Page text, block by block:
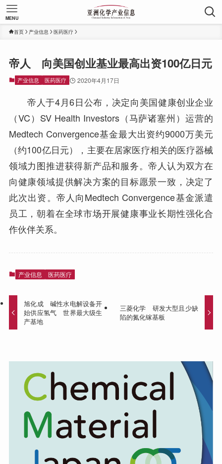
MENU
首页 产业信息 医药医疗
帝人 向美国创业基业最高出资100亿日元
产业信息 医药医疗 2020年4月17日
帝人于4月6日公布，决定向美国健康创业企业
（VC）SV Health Investors（马萨诸塞州）运营的
Medtech Convergence基金最大出资约9000万美元
（约100亿日元），主要在居家医疗相关的医疗器械
领域力图推进获得新产品和服务。帝人认为双方在
向健康领域提供解决方案的目标愿景一致，决定了
此次出资。帝人向Medtech Convergence基金派遣
员工，朝着在全球市场开展健康事业长期性强化合
作伙伴关系。
产业信息 医药医疗
旭化成 碱性水电解设备开
始供应氢气 世界最大级生
产基地
三菱化学 研发大型且少缺
陷的氮化镓基板